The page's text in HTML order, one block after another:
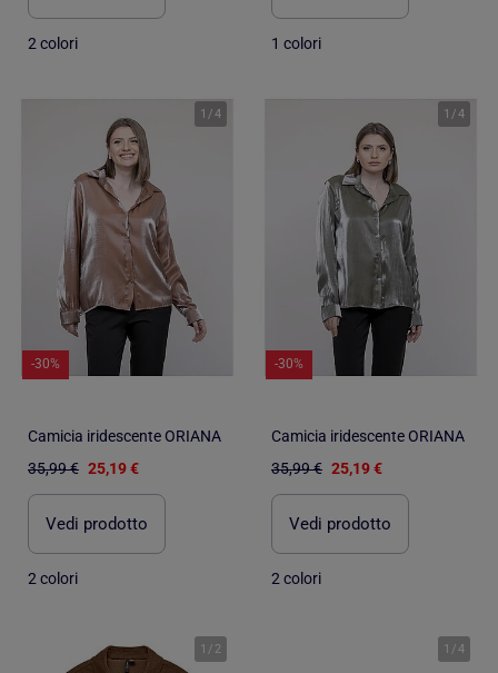
2 colori 1 colori
1 /4
-30%
Camicia iridescente ORIANA
35,99 € 25,19 €
Vedi prodotto
2 colori
1 /4
-30%
Camicia iridescente ORIANA
35,99 € 25,19 €
Vedi prodotto
2 colori
1 / 2 1 /4